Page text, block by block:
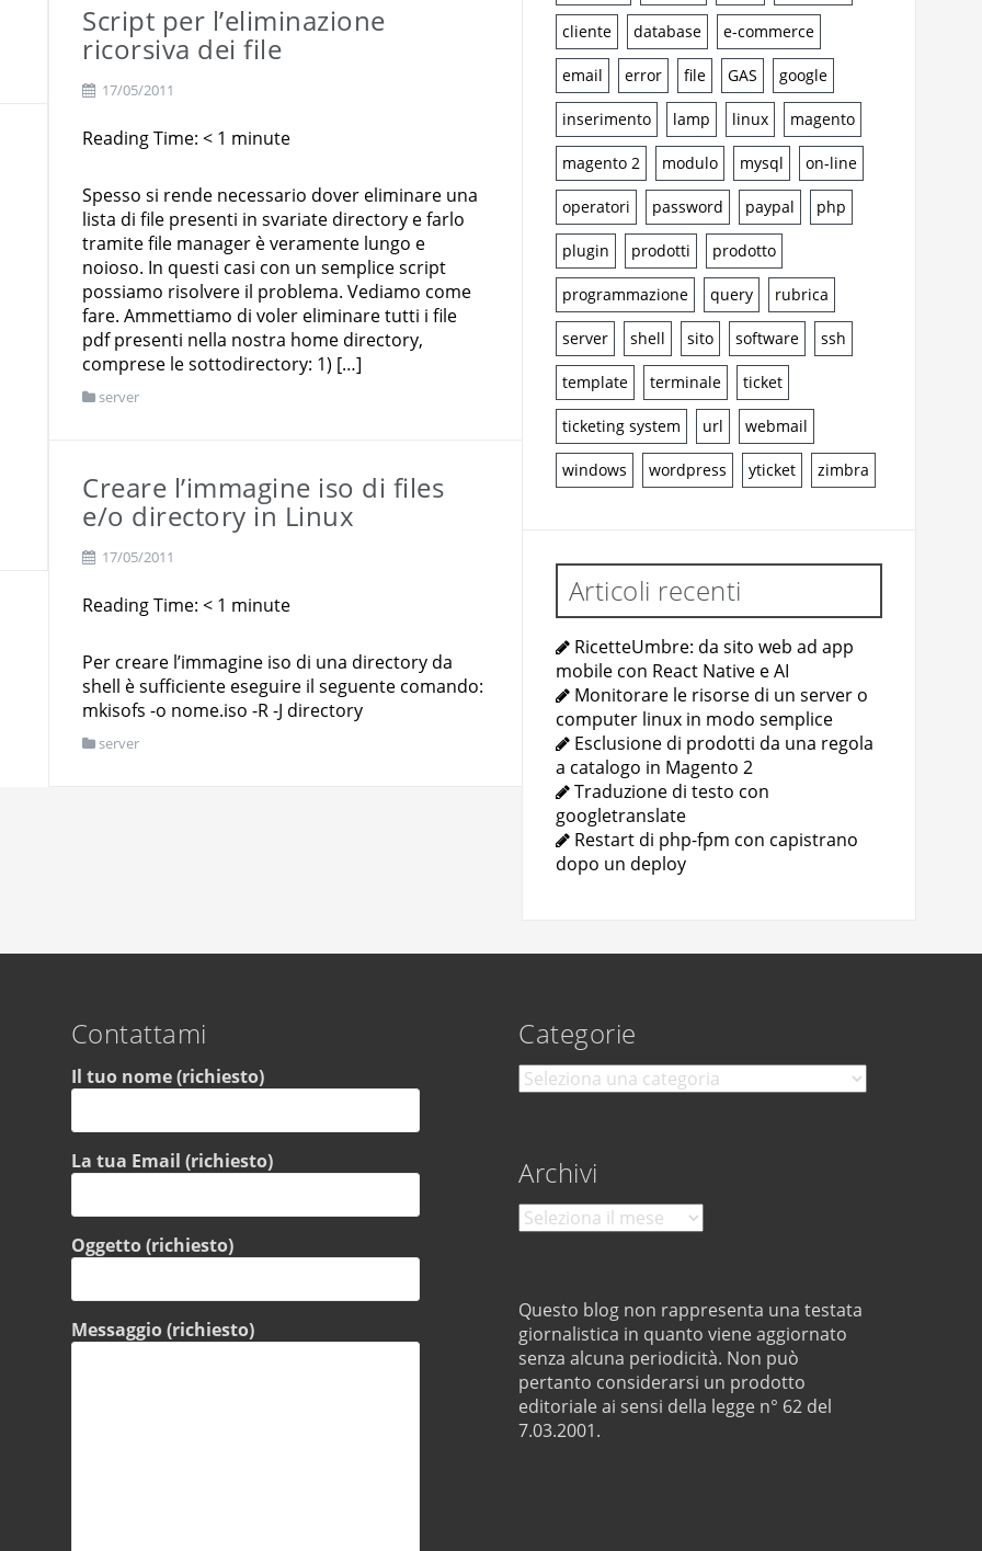
Script per l’eliminazione
ricorsiva dei file
17/05/2011
Reading Time: < 1 minute
Spesso si rende necessario dover eliminare una
lista di file presenti in svariate directory e farlo
tramite file manager è veramente lungo e
noioso. In questi casi con un semplice script
possiamo risolvere il problema. Vediamo come
fare. Ammettiamo di voler eliminare tutti i file
pdf presenti nella nostra home directory,
comprese le sottodirectory: 1) […]
server
Creare l’immagine iso di files
e/o directory in Linux
17/05/2011
Reading Time: < 1 minute
Per creare l’immagine iso di una directory da
shell è sufficiente eseguire il seguente comando:
mkisofs -o nome.iso -R -J directory
server
cliente database e-commerce
email error file GAS google
inserimento lamp linux magento
magento 2 modulo mysql on-line
operatori password paypal php
plugin prodotti prodotto
programmazione query rubrica
server shell sito software ssh
template terminale ticket
ticketing system url webmail
windows wordpress yticket zimbra
Articoli recenti
RicetteUmbre: da sito web ad app
mobile con React Native e AI
Monitorare le risorse di un server o
computer linux in modo semplice
Esclusione di prodotti da una regola
a catalogo in Magento 2
Traduzione di testo con
googletranslate
Restart di php-fpm con capistrano
dopo un deploy
Contattami
Il tuo nome (richiesto)
La tua Email (richiesto)
Oggetto (richiesto)
Messaggio (richiesto)
Categorie
Categorie
Archivi
Archivi
Questo blog non rappresenta una testata
giornalistica in quanto viene aggiornato
senza alcuna periodicità. Non può
pertanto considerarsi un prodotto
editoriale ai sensi della legge n° 62 del
7.03.2001.